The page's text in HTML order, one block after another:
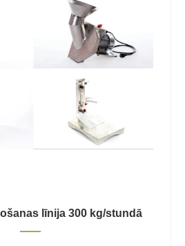
līnija 300 kg/stundā